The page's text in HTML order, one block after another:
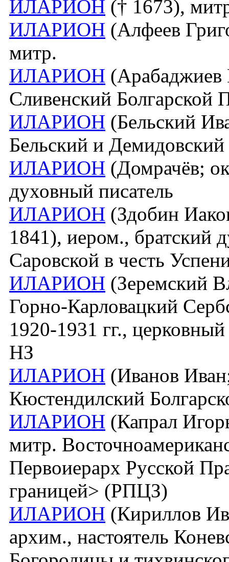
ИЛАРИОН († 1673),
ИЛАРИОН (Алфеев
митр.
ИЛАРИОН (Арабаджиев
Сливенский
ИЛАРИОН (Бельский
Бельский и Демидовский
ИЛАРИОН (Домрачёв;
духовный писатель
ИЛАРИОН (Здобин
1841), иером., братский
Саровской в честь
ИЛАРИОН (Зеремский
Горно-Карловацкий
1920-1931 гг.,
НЗ
ИЛАРИОН (Иванов
Кюстендилский
ИЛАРИОН (Капрал
митр.
Первоиерарх Русской
границей> (РПЦЗ)
ИЛАРИОН (Кириллов
архим., настоятель